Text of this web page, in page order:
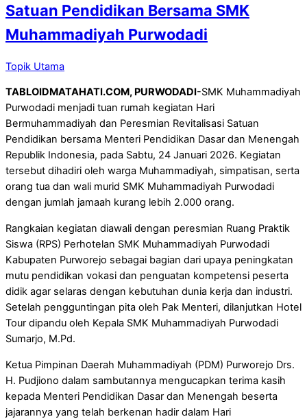
Satuan Pendidikan Bersama SMK
Muhammadiyah Purwodadi
Topik Utama
TABLOIDMATAHATI.COM, PURWODADI-SMK Muhammadiyah
Purwodadi menjadi tuan rumah kegiatan Hari
Bermuhammadiyah dan Peresmian Revitalisasi Satuan
Pendidikan bersama Menteri Pendidikan Dasar dan Menengah
Republik Indonesia, pada Sabtu, 24 Januari 2026. Kegiatan
tersebut dihadiri oleh warga Muhammadiyah, simpatisan, serta
orang tua dan wali murid SMK Muhammadiyah Purwodadi
dengan jumlah jamaah kurang lebih 2.000 orang.
Rangkaian kegiatan diawali dengan peresmian Ruang Praktik
Siswa (RPS) Perhotelan SMK Muhammadiyah Purwodadi
Kabupaten Purworejo sebagai bagian dari upaya peningkatan
mutu pendidikan vokasi dan penguatan kompetensi peserta
didik agar selaras dengan kebutuhan dunia kerja dan industri.
Setelah pengguntingan pita oleh Pak Menteri, dilanjutkan Hotel
Tour dipandu oleh Kepala SMK Muhammadiyah Purwodadi
Sumarjo, M.Pd.
Ketua Pimpinan Daerah Muhammadiyah (PDM) Purworejo Drs.
H. Pudjiono dalam sambutannya mengucapkan terima kasih
kepada Menteri Pendidikan Dasar dan Menengah beserta
jajarannya yang telah berkenan hadir dalam Hari